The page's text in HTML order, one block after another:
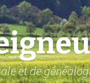
et de